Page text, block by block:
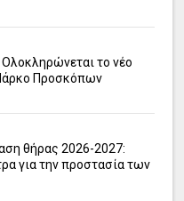
το νέο
Προσκόπων
θήρας 2026-2027:
για την προστασία των